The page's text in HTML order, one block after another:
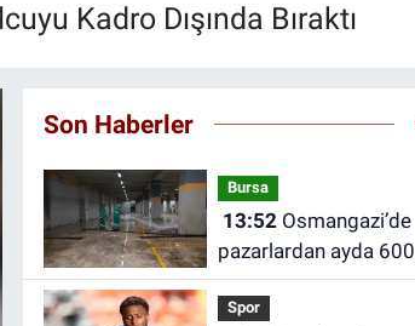
64.840,97
%-0.15
Kadro Dışında Bıraktı
Son Haberler
Bursa
13:52Osmangazi’de
pazarlardan ayda 600
ton atık toplanıyor
Spor